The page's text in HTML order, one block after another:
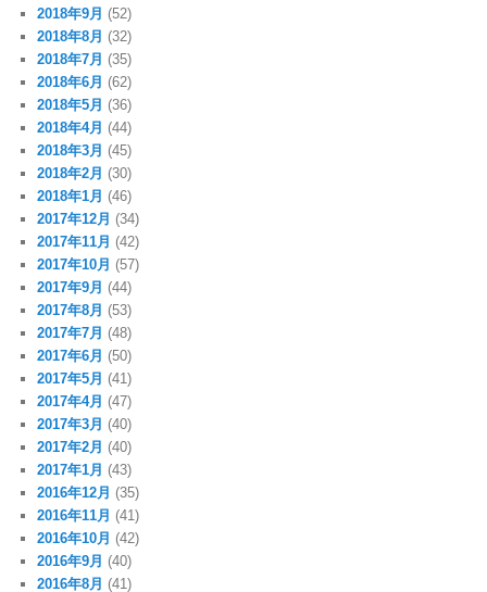
2018年9月 (52)
2018年8月 (32)
2018年7月 (35)
2018年6月 (62)
2018年5月 (36)
2018年4月 (44)
2018年3月 (45)
2018年2月 (30)
2018年1月 (46)
2017年12月 (34)
2017年11月 (42)
2017年10月 (57)
2017年9月 (44)
2017年8月 (53)
2017年7月 (48)
2017年6月 (50)
2017年5月 (41)
2017年4月 (47)
2017年3月 (40)
2017年2月 (40)
2017年1月 (43)
2016年12月 (35)
2016年11月 (41)
2016年10月 (42)
2016年9月 (40)
2016年8月 (41)